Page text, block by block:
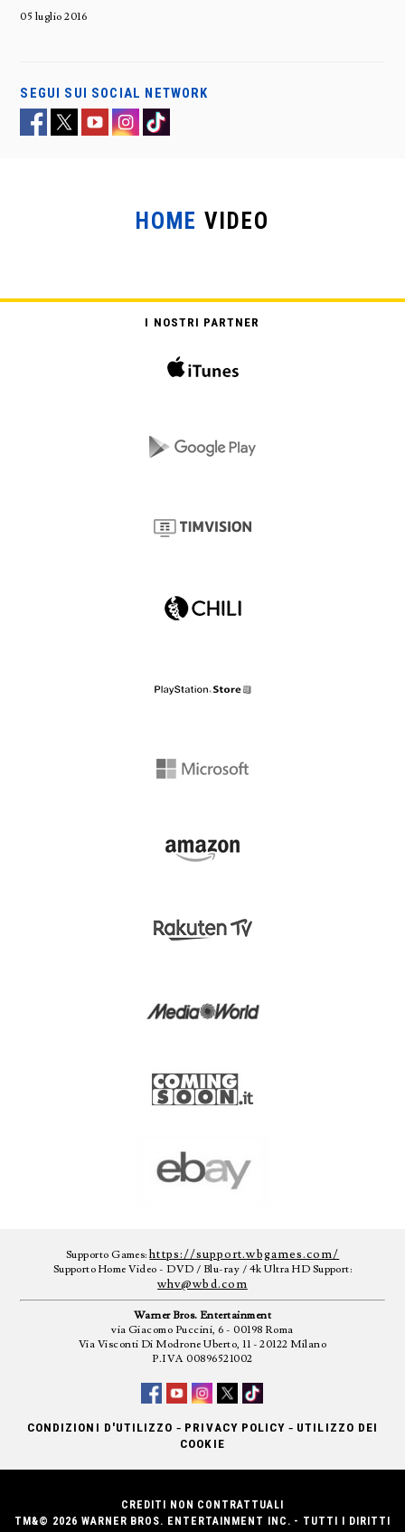
05 luglio 2016
SEGUI SUI SOCIAL NETWORK
HOME VIDEO
I NOSTRI PARTNER
Supporto Games:https://support.wbgames.com/
Supporto Home Video - DVD / Blu-ray / 4k Ultra HD Support:
whv@wbd.com
Warner Bros. Entertainment
via Giacomo Puccini, 6 - 00198 Roma
Via Visconti Di Modrone Uberto, 11 - 20122 Milano
P.IVA 00896521002
CONDIZIONI D'UTILIZZO - PRIVACY POLICY - UTILIZZO DEI
COOKIE
CREDITI NON CONTRATTUALI
TM&© 2026 WARNER BROS. ENTERTAINMENT INC. - TUTTI I DIRITTI